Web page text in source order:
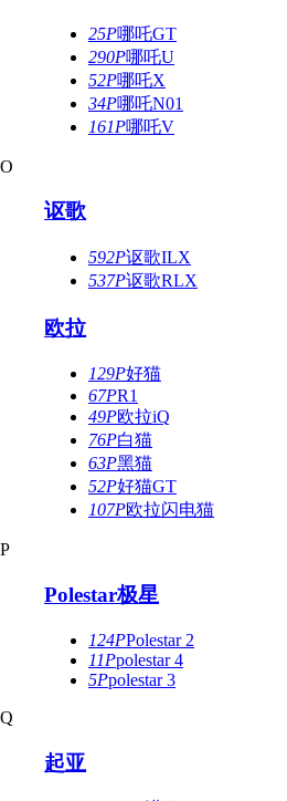
25P哪吒GT
290P哪吒U
52P哪吒X
34P哪吒N01
161P哪吒V
O
讴歌
592P讴歌ILX
537P讴歌RLX
欧拉
129P好猫
67PR1
49P欧拉iQ
76P白猫
63P黑猫
52P好猫GT
107P欧拉闪电猫
P
Polestar极星
124PPolestar 2
11Ppolestar 4
5Ppolestar 3
Q
起亚